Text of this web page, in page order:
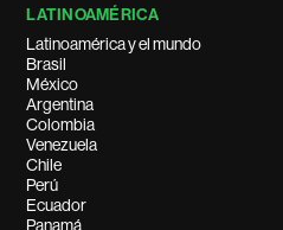
LATINOAMÉRICA
Latinoamérica y el mundo
Brasil
México
Argentina
Colombia
Venezuela
Chile
Perú
Ecuador
Panamá